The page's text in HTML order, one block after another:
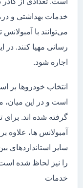
خدمات بهداشتی و
می‌توانند با
رسانی مهیا کنند.
اجاره شود.
انتخاب خودروها بر
است و در این میان،
گرفته شده اند. برای
آمبولانس ها، علاوه
سایر استانداردهای
را نیز لحاظ شده
خدمات